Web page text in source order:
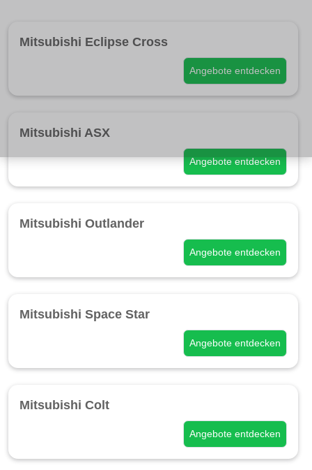
Mitsubishi Eclipse Cross
Angebote entdecken
Mitsubishi ASX
Angebote entdecken
Mitsubishi Outlander
Angebote entdecken
Mitsubishi Space Star
Angebote entdecken
Mitsubishi Colt
Angebote entdecken